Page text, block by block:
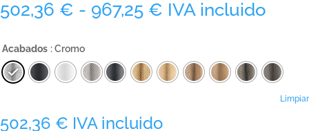
502,36 € - 967,25 € Rango
desde
502,36 €
hasta
IVA incluido
Acabados : Cromo
Limpiar
502,36 € IVA incluido